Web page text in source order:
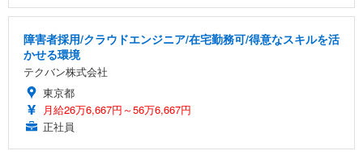
障害者採用/クラウドエンジニア/在宅勤務可/得意なスキルを活
かせる環境
テクバン株式会社
東京都
月給26万6,667円～56万6,667円
正社員